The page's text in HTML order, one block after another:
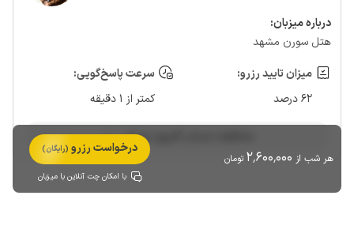
درباره‌ میزبان:
هتل سورن مشهد
میزان تایید رزرو:
62 درصد
سرعت پاسخ‌گویی:
کمتر از 1 دقیقه
مشاهده حساب کاربری میزبان
هر شب از 2٬600٬000 تومان
درخواست رزرو (رایگان)
با امکان چت آنلاین با میزبان